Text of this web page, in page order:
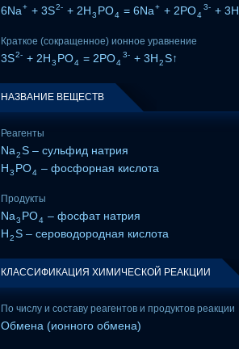
6Na+ + 3S2- + 2H3 PO4 = 6Na+ + 2PO4
3- + 3H
Краткое (сокращенное) ионное уравнение
3S2- + 2H3 PO4 = 2PO4
3- + 3H2S↑
НАЗВАНИЕ ВЕЩЕСТВ
Реагенты
Na2S – сульфид натрия
H3 PO4 – фосфорная кислота
Продукты
Na3 PO4 – фосфат натрия
H2S – сероводородная кислота
КЛАССИФИКАЦИЯ ХИМИЧЕСКОЙ РЕАКЦИИ
По числу и составу реагентов и продуктов реакции
Обмена (ионного обмена)